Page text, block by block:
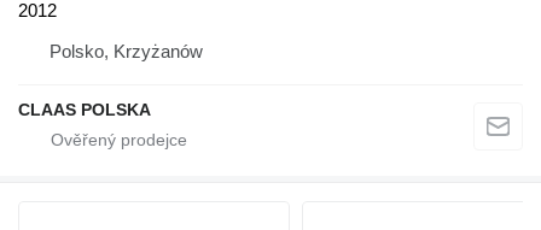
2012
Polsko, Krzyżanów
CLAAS POLSKA